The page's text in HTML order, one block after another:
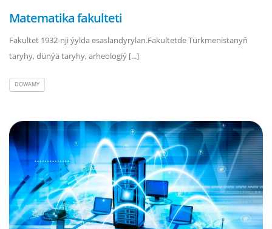
Matematika fakulteti
Fakultet 1932-nji ýylda esaslandyrylan.Fakultetde Türkmenistanyň
taryhy, dünýä taryhy, arheologiý [...]
DOWAMY